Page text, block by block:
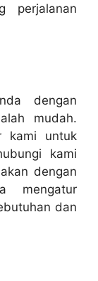
perjalanan
dengan
mudah.
kami untuk
kami
dengan
mengatur
dan